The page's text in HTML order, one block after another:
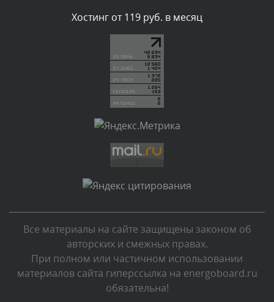
Комментарий проверяется
Текст комментария будет виден после проверки
Комментарий проверяется
Текст комментария будет виден после проверки
администратором.
Текст комментария будет виден после проверки
администратором.
Комментарий проверяется
Текст комментария будет виден после проверки
администратором.
Сегодня, в 01:23
Хостинг от 119 руб. в месяц
Все материалы на сайте защищены законом об
авторских и смежных правах.
При полном или частичном использовании
материалов сайта гиперссылка на energoboard.ru
обязательна!